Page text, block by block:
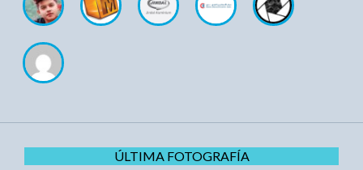
ÚLTIMA FOTOGRAFÍA